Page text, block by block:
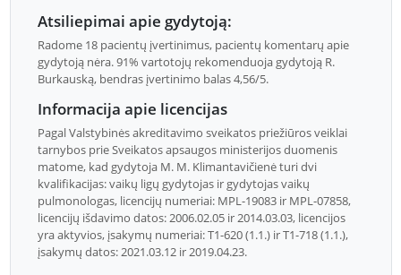
Atsiliepimai apie gydytoją:
Radome 18 pacientų įvertinimus, pacientų komentarų apie
gydytoją nėra. 91% vartotojų rekomenduoja gydytoją R.
Burkauską, bendras įvertinimo balas 4,56/5.
Informacija apie licencijas
Pagal Valstybinės akreditavimo sveikatos priežiūros veiklai
tarnybos prie Sveikatos apsaugos ministerijos duomenis
matome, kad gydytoja M. M. Klimantavičienė turi dvi
kvalifikacijas: vaikų ligų gydytojas ir gydytojas vaikų
pulmonologas, licencijų numeriai: MPL-19083 ir MPL-07858,
licencijų išdavimo datos: 2006.02.05 ir 2014.03.03, licencijos
yra aktyvios, įsakymų numeriai: T1-620 (1.1.) ir T1-718 (1.1.),
įsakymų datos: 2021.03.12 ir 2019.04.23.